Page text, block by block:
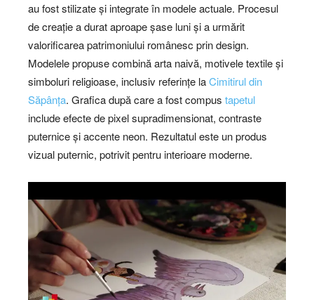
au fost stilizate și integrate în modele actuale. Procesul
de creație a durat aproape șase luni și a urmărit
valorificarea patrimoniului românesc prin design.
Modelele propuse combină arta naivă, motivele textile și
simboluri religioase, inclusiv referințe laCimitirul din
Săpânța. Grafica după care a fost compus tapetul
include efecte de pixel supradimensionat, contraste
puternice și accente neon. Rezultatul este un produs
vizual puternic, potrivit pentru interioare moderne.